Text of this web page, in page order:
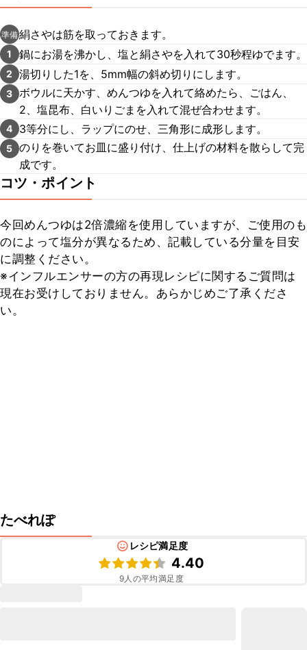
準備絹さやは筋を取っておきます。
1 鍋にお湯を沸かし、塩と絹さやを入れて30秒程ゆでます。
2 湯切りした1を、5mm幅の斜め切りにします。
3 ボウルに天かす、めんつゆを入れて絡めたら、ごはん、
2、塩昆布、白いりごまを入れて混ぜ合わせます。
4 3等分にし、ラップにのせ、三角形に成形します。
5 のりを巻いてお皿に盛り付け、仕上げの材料を散らして完
成です。
コツ・ポイント
今回めんつゆは2倍濃縮を使用していますが、ご使用のも
のによって塩分が異なるため、記載している分量を目安
に調整ください。
※インフルエンサーの方の再現レシピに関するご質問は
現在お受けしておりません。あらかじめご了承くださ
い。
たべれぽ
レシピ満足度
4.40
9人の平均満足度